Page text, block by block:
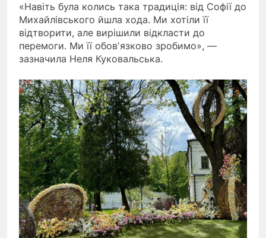
«Навіть була колись така традиція: від Софії до
Михайлівського йшла хода. Ми хотіли її
відтворити, але вирішили відкласти до
перемоги. Ми її обовʼязково зробимо», —
зазначила Неля Куковальська.